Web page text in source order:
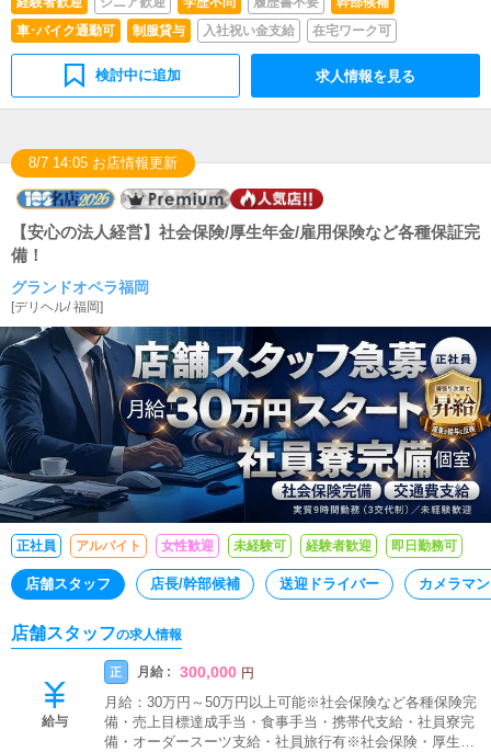
きます。英語・韓国語・中国語のいずれかを話せる方優
遇。
車･バイク通勤可
制服貸与 入社祝い金支給 在宅ワーク可
検討中に追加 求人情報を見る
8/7 14:05 お店情報更新
【安心の法人経営】社会保険/厚生年金/雇用保険など各種保証完
備！
グランドオペラ福岡
[デリヘル/福岡]
正社員 アルバイト 女性歓迎 未経験可 経験者歓迎 即日勤務可
店舗スタッフ 店長/幹部候補 送迎ドライバー カメラマ
店舗スタッフの求人情報
給与
正 月給 : 300,000 円
月給：30万円～50万円以上可能※社会保険など各種保険完
備・売上目標達成手当・食事手当・携帯代支給・社員寮完
備・オーダースーツ支給・社員旅行有※社会保険・厚生年